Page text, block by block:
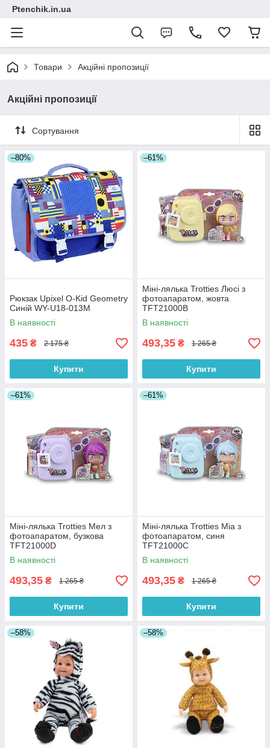
Ptenchik.in.ua
Товари Акційні пропозиції
Акційні пропозиції
Сортування
–80%
Рюкзак Upixel O-Kid Geometry
Синій WY-U18-013M
В наявності
435 ₴ 2 175 ₴
Купити
–61%
Міні-лялька Trotties Люсі з
фотоапаратом, жовта
TFT21000B
В наявності
493,35 ₴ 1 265 ₴
Купити
–61%
Міні-лялька Trotties Мел з
фотоапаратом, бузкова
TFT21000D
В наявності
493,35 ₴ 1 265 ₴
Купити
–61%
Міні-лялька Trotties Міа з
фотоапаратом, синя
TFT21000C
В наявності
493,35 ₴ 1 265 ₴
Купити
–58% –58%